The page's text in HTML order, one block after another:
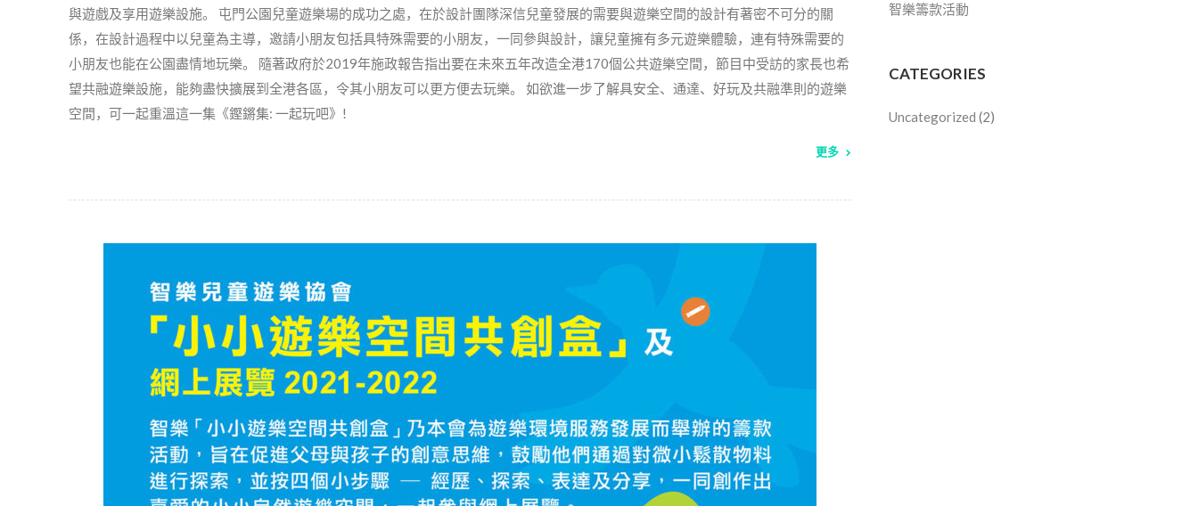
與遊戲及享用遊樂設施。 屯門公園兒童遊樂場的成功之處，在於設計團隊深信兒童發展的需要與遊樂空間的設計有著密不可分的關
係，在設計過程中以兒童為主導，邀請小朋友包括具特殊需要的小朋友，一同參與設計，讓兒童擁有多元遊樂體驗，連有特殊需要的
小朋友也能在公園盡情地玩樂。 隨著政府於2019年施政報告指出要在未來五年改造全港170個公共遊樂空間，節目中受訪的家長也希
望共融遊樂設施，能夠盡快擴展到全港各區，令其小朋友可以更方便去玩樂。 如欲進一步了解具安全、通達、好玩及共融準則的遊樂
空間，可一起重溫這一集《鏗鏘集: 一起玩吧》!
更多
智樂籌款活動
CATEGORIES
Uncategorized (2)